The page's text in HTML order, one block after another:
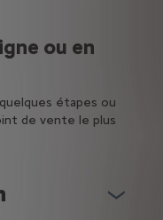
ou en
étapes ou
de vente le plus